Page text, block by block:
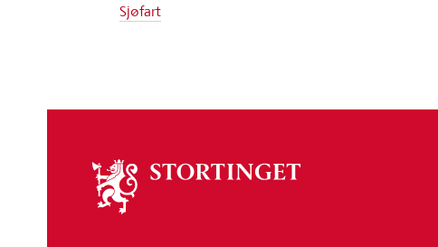
Sjøfart
stortinget